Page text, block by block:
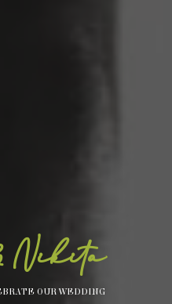
Nikita
OUR WEDDING